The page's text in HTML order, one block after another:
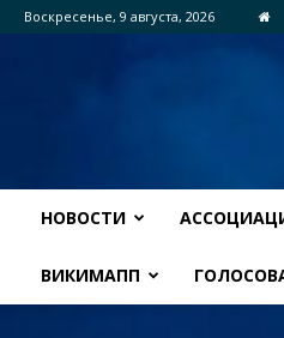
Воскресенье, 9 августа, 2026
НОВОСТИ
ВИКИМАПП